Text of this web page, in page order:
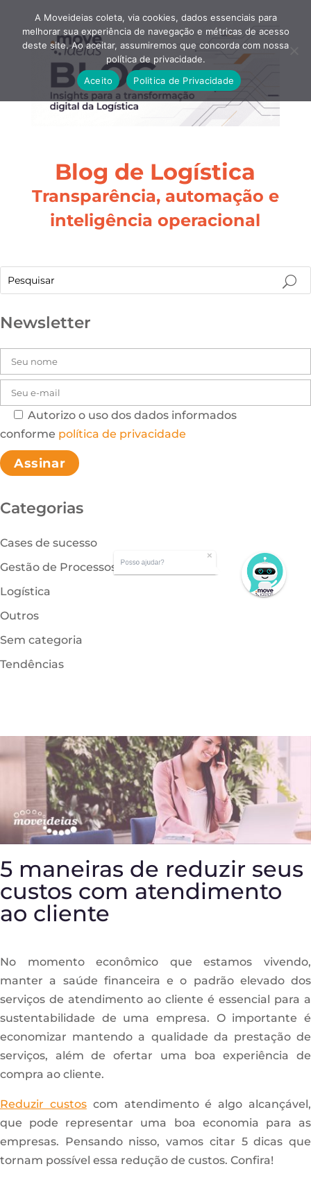
Blog de Logística
Transparência, automação e
inteligência operacional
Newsletter
Autorizo o uso dos dados informados
conforme política de privacidadePlease leave this field
Categorias
Cases de sucesso
Gestão de Processos
Logística
Outros
Sem categoria
Tendências
5 maneiras de reduzir seus
custos com atendimento
ao cliente
No momento econômico que estamos vivendo,
manter a saúde financeira e o padrão elevado dos
serviços de atendimento ao cliente é essencial para a
sustentabilidade de uma empresa. O importante é
economizar mantendo a qualidade da prestação de
serviços, além de ofertar uma boa experiência de
compra ao cliente.
Reduzir custoscom atendimento é algo alcançável,
que pode representar uma boa economia para as
empresas. Pensando nisso, vamos citar 5 dicas que
tornam possível essa redução de custos. Confira!
A Moveideias coleta, via cookies, dados essenciais para
melhorar sua experiência de navegação e métricas de acesso
deste site. Ao aceitar, assumiremos que concorda com nossa
política de privacidade.
Aceito
Politica de Privacidade